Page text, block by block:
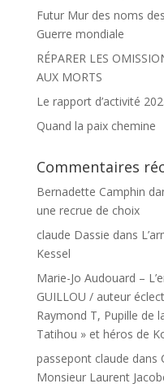
Futur Mur des noms
Guerre mondiale
RÉPARER LES
AUX MORTS
Le rapport d’activité
Quand la paix chemine
Commentaires
Bernadette Camphin
une recrue de choix
claude Dassie dans
Kessel
Marie-Jo Audouard –
GUILLOU / auteur
Raymond T, Pupille de
Tatihou » et héros de
passepont claude dans
Monsieur Laurent